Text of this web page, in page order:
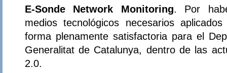
E-Sonde Network Monitoring. Por
medios tecnológicos necesarios
forma plenamente satisfactoria para el
Generalitat de Catalunya, dentro de las
2.0.